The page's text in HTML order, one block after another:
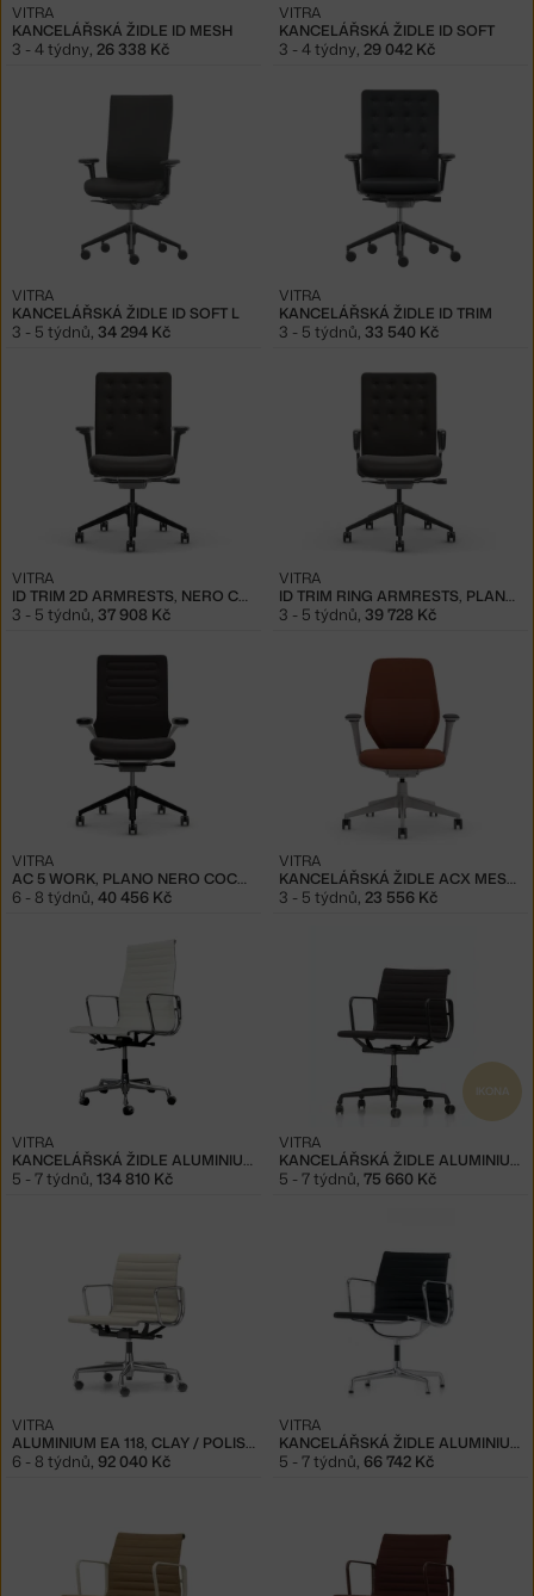
KANCELÁŘSKÁ ŽIDLE ID MESH
VITRA
3 - 4 týdny, 26 338 Kč
KANCELÁŘSKÁ ŽIDLE ID SOFT
VITRA
3 - 4 týdny, 29 042 Kč
KANCELÁŘSKÁ ŽIDLE ID SOFT L
VITRA
3 - 5 týdnů, 34 294 Kč
KANCELÁŘSKÁ ŽIDLE ID TRIM
VITRA
3 - 5 týdnů, 33 540 Kč
ID TRIM 2D ARMRESTS, NERO COCONUT
VITRA
3 - 5 týdnů 37 908 Kč
ID TRIM RING ARMRESTS, PLANO NERO COCONUT
VITRA
3 - 5 týdnů 39 728 Kč
AC 5 WORK, PLANO NERO COCONUT
VITRA
6 - 8 týdnů 40 456 Kč
KANCELÁŘSKÁ ŽIDLE ACX MESH, TERRACOTTA
VITRA
3 - 5 týdnů 23 556 Kč
KANCELÁŘSKÁ ŽIDLE ALUMINIUM EA 119
VITRA
5 - 7 týdnů, 134 810 Kč
IKONA
KANCELÁŘSKÁ ŽIDLE ALUMINIUM EA 117
VITRA
5 - 7 týdnů, 75 660 Kč
ALUMINIUM EA 118, CLAY / POLISHED
VITRA
6 - 8 týdnů, 92 040 Kč
KANCELÁŘSKÁ ŽIDLE ALUMINIUM EA 108
VITRA
5 - 7 týdnů, 66 742 Kč